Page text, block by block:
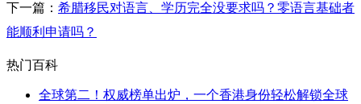
下一篇： 希腊移民对语言、学历完全没要求吗？零语言基础者
能顺利申请吗？
热门百科
全球第二！权威榜单出炉，一个香港身份轻松解锁全球